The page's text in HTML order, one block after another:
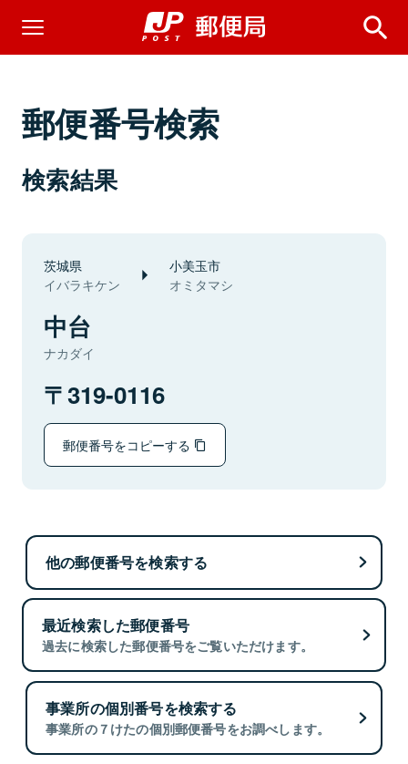
郵便番号検索
検索結果
茨城県
イバラキケン
小美玉市
オミタマシ
中台
ナカダイ
319-0116
郵便番号をコピーする
他の郵便番号を検索する
最近検索した郵便番号
過去に検索した郵便番号をご覧いただけます。
事業所の個別番号を検索する
事業所の７けたの個別郵便番号をお調べします。